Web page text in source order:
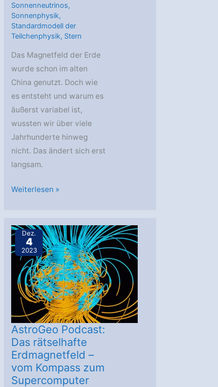
Sonnenneutrinos,
Sonnenphysik,
Standardmodell der
Teilchenphysik, Stern
Das Magnetfeld der Erde
wurde schon im alten
China genutzt. Doch wie
es entsteht und warum es
äußerst variabel ist,
wussten wir über viele
Jahrhunderte hinweg
nicht. Das ändert sich erst
langsam.
AstroGeo
hellste
Gammablitz
aller
Zeiten
Weiterlesen »
Dez.
4
2023
AstroGeo Podcast:
Das rätselhafte
Erdmagnetfeld –
vom Kompass zum
Supercomputer